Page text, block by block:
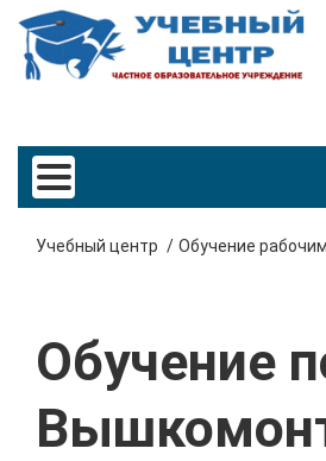
Учебный центр Обучение
Обучение